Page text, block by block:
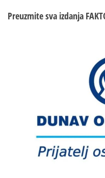
Preuzmite sva izdanja